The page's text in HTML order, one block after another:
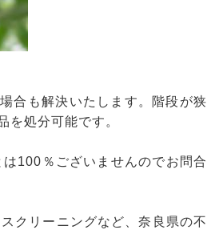
合も解決いたします。階段が狭
を処分可能です。
100％ございませんのでお問合
クリーニングなど、奈良県の不